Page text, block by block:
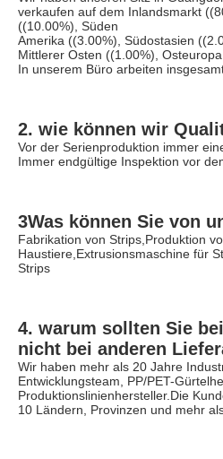
verkaufen auf dem Inlandsmarkt
((10.00%), Süden
Amerika ((3.00%), Südostasien
Mittlerer Osten ((1.00%),
In unserem Büro arbeiten
2. wie können wir
Vor der Serienproduktion immer
Immer endgültige Inspektion vor
3Was können Sie von
Fabrikation von Strips,Produktion
Haustiere,Extrusionsmaschine für
Strips
4. warum sollten Sie
nicht bei anderen
Wir haben mehr als 20 Jahre
Entwicklungsteam, PP/PET-
Produktionslinienhersteller.Die
10 Ländern, Provinzen und mehr